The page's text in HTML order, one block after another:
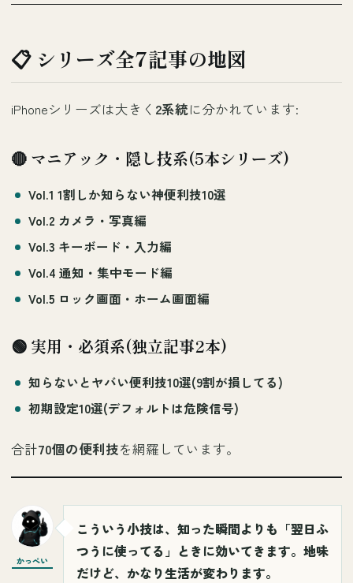
📋 シリーズ全7記事の地図
iPhoneシリーズは大きく 2系統に分かれています:
🔴 マニアック・隠し技系(5本シリーズ)
Vol.1 1割しか知らない神便利技10選
Vol.2 カメラ・写真編
Vol.3 キーボード・入力編
Vol.4 通知・集中モード編
Vol.5 ロック画面・ホーム画面編
🟢 実用・必須系(独立記事2本)
知らないとヤバい便利技10選(9割が損してる)
初期設定10選(デフォルトは危険信号)
合計70個の便利技を網羅しています。
かっぺい
こういう小技は、知った瞬間よりも「翌日ふ
つうに使ってる」ときに効いてきます。地味
だけど、かなり生活が変わります。